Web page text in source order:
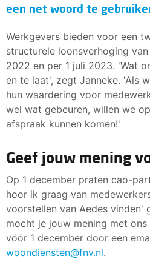
een net woord te
Werkgevers bieden voor een
structurele loonsverhoging van
2022 en per 1 juli 2023. 'Wat
en te laat', zegt Janneke. 'Als
hun waardering voor
wel wat gebeuren, willen we
afspraak kunnen komen!'
Geef jouw mening
Op 1 december praten cao-
hoor ik graag van
voorstellen van Aedes vinden'
mocht je jouw mening met
vóór 1 december door een
woondiensten@fnv.nl.